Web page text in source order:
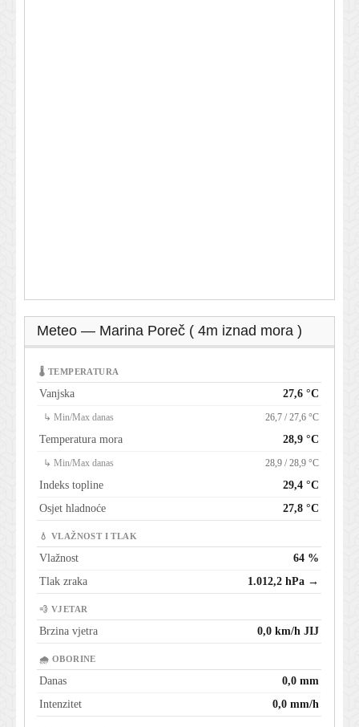
Meteo — Marina Poreč ( 4m iznad mora )
🌡 TEMPERATURA
Vanjska 27,6 °C
↳ Min/Max danas 26,7 / 27,6 °C
Temperatura mora 28,9 °C
↳ Min/Max danas 28,9 / 28,9 °C
Indeks topline
29,4 °C
Osjet hladnoće
27,8 °C
💧 VLAŽNOST I TLAK
Vlažnost
64 %
Tlak zraka
1.012,2 hPa →
💨 VJETAR
Brzina vjetra 0,0 km/h JIJ
🌧 OBORINE
Danas
0,0 mm
Intenzitet
0,0 mm/h